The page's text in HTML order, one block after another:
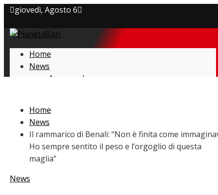
giovedì, Agosto 6
Privacy policy
Cookie Policy
Home
News
Amarcord
Giovanili
Le pagelle
Interviste
Focus
Calciomercato
Serie B
Home
News
Il rammarico di Benali: “Non è finita come
Ho sempre sentito il peso e l’orgoglio di questa
maglia”
News